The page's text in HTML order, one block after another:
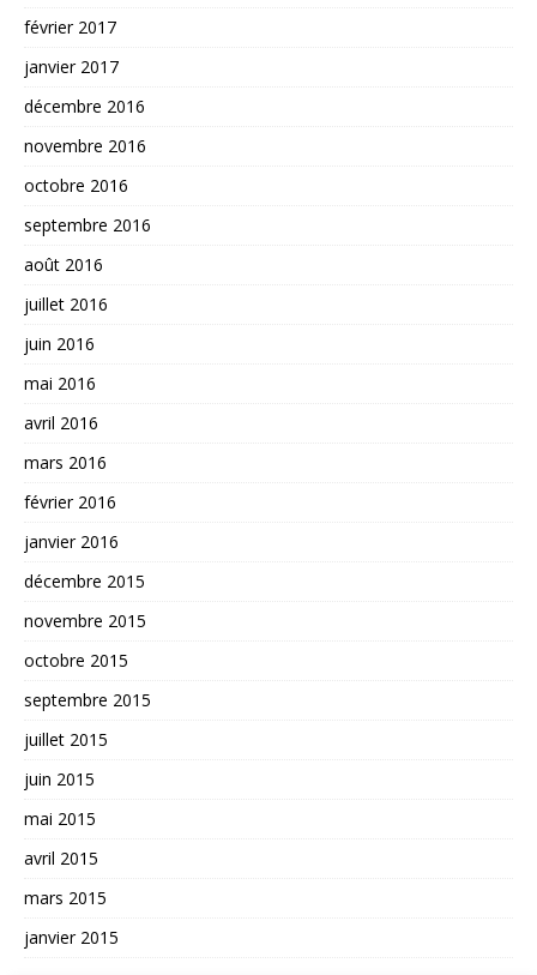
février 2017
janvier 2017
décembre 2016
novembre 2016
octobre 2016
septembre 2016
août 2016
juillet 2016
juin 2016
mai 2016
avril 2016
mars 2016
février 2016
janvier 2016
décembre 2015
novembre 2015
octobre 2015
septembre 2015
juillet 2015
juin 2015
mai 2015
avril 2015
mars 2015
janvier 2015